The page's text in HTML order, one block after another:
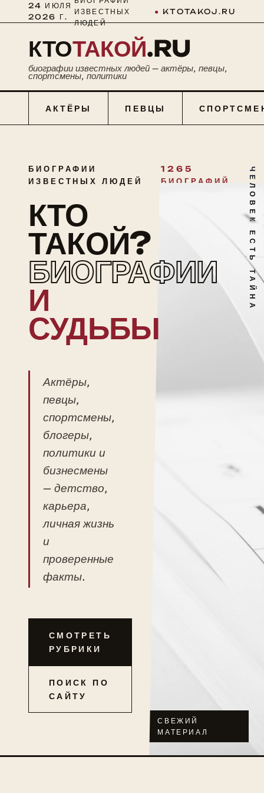
24 ИЮЛЯ
2026 Г.
ИЗВЕСТНЫХ
ЛЮДЕЙ
● KTOTAKOJ.RU
КТОТАКОЙ.RU
биографии известных людей — актёры, певцы,
спортсмены, политики
АКТЁРЫ ПЕВЦЫ
БИОГРАФИИ
ИЗВЕСТНЫХ ЛЮДЕЙ
1265
БИОГРАФИЙ
КТО
ТАКОЙ?
БИОГРАФИИ
И
СУДЬБЫ
Актёры,
певцы,
спортсмены,
блогеры,
политики и
бизнесмены
— детство,
карьера,
личная жизнь
и
проверенные
факты.
СМОТРЕТЬ
РУБРИКИ
ПОИСК ПО
САЙТУ
СВЕЖИЙ
МАТЕРИАЛ
ЧЕЛОВЕК ЕСТЬ ТАЙНА